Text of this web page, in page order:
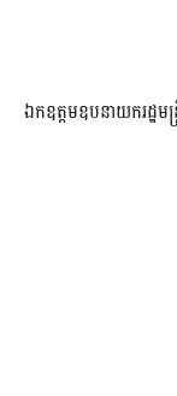
ឯកឧត្តមឧបនាយករដ្ឋម